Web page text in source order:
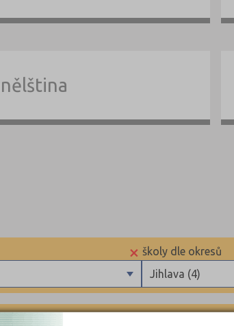
Jihlava (4)
školy dle okresů
×